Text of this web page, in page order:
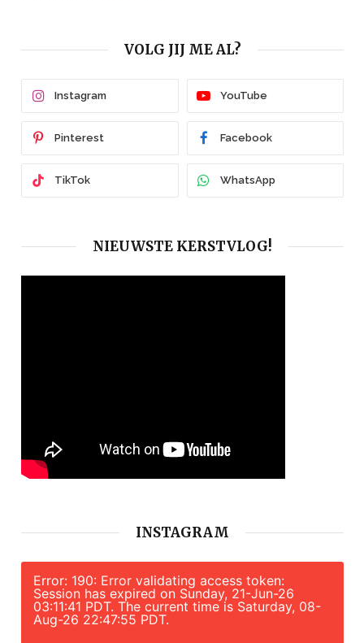
VOLG JIJ ME AL?
Instagram YouTube
Pinterest Facebook
TikTok WhatsApp
NIEUWSTE KERSTVLOG!
INSTAGRAM
Error: 190: Error validating access token:
Session has expired on Sunday, 21-Jun-26
03:11:41 PDT. The current time is Saturday, 08-
Aug-26 22:47:55 PDT.